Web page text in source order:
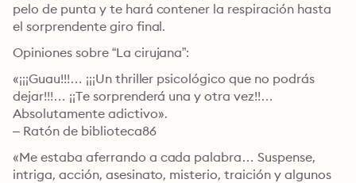
pelo de punta y te hará contener la respiración hasta
Opiniones sobre “La cirujana”:
«¡¡¡Guau!!!… ¡¡¡Un thriller psicológico que no podrás
dejar!!!… ¡¡Te sorprenderá una y otra vez!!…
Absolutamente adictivo».
– Ratón de biblioteca86
«Me estaba aferrando a cada palabra… Suspense,
intriga, acción, asesinato, misterio, traición y algunos